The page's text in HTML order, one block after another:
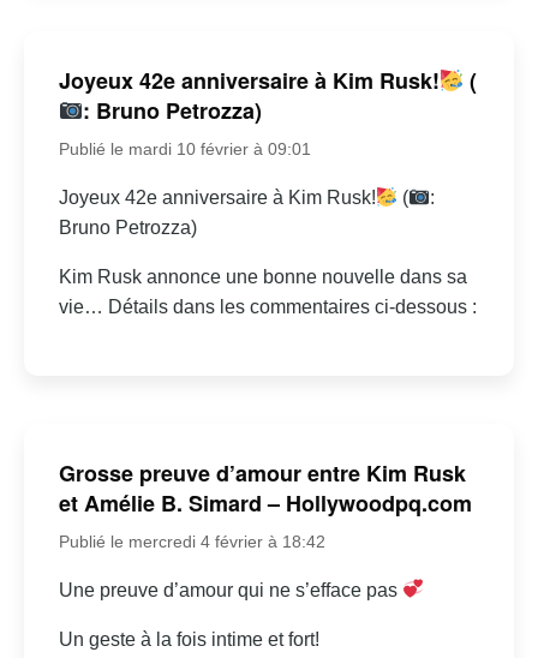
Joyeux 42e anniversaire à Kim Rusk!
(
: Bruno Petrozza)
Publié le mardi 10 février à 09:01
Joyeux 42e anniversaire à Kim Rusk! (
:
Bruno Petrozza)
Kim Rusk annonce une bonne nouvelle dans sa
vie… Détails dans les commentaires ci-dessous :
Grosse preuve d’amour entre Kim Rusk
et Amélie B. Simard – Hollywoodpq.com
Publié le mercredi 4 février à 18:42
Une preuve d’amour qui ne s’efface pas
Un geste à la fois intime et fort!